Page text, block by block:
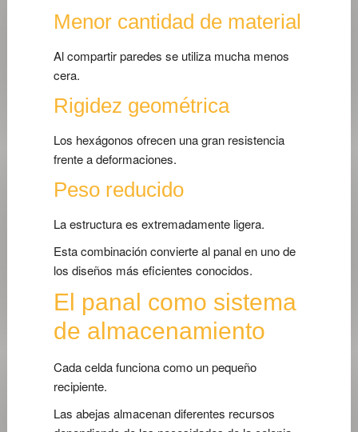
Menor cantidad de material
Al compartir paredes se utiliza mucha menos
cera.
Rigidez geométrica
Los hexágonos ofrecen una gran resistencia
frente a deformaciones.
Peso reducido
La estructura es extremadamente ligera.
Esta combinación convierte al panal en uno de
los diseños más eficientes conocidos.
El panal como sistema
de almacenamiento
Cada celda funciona como un pequeño
recipiente.
Las abejas almacenan diferentes recursos